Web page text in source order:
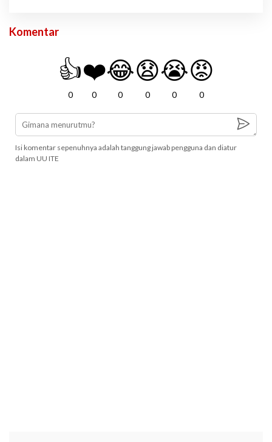
Komentar
👍
0
❤️
0
😂
0
😧
0
😭
0
😡
0
Isi komentar sepenuhnya adalah tanggung jawab pengguna dan diatur
dalam UU ITE